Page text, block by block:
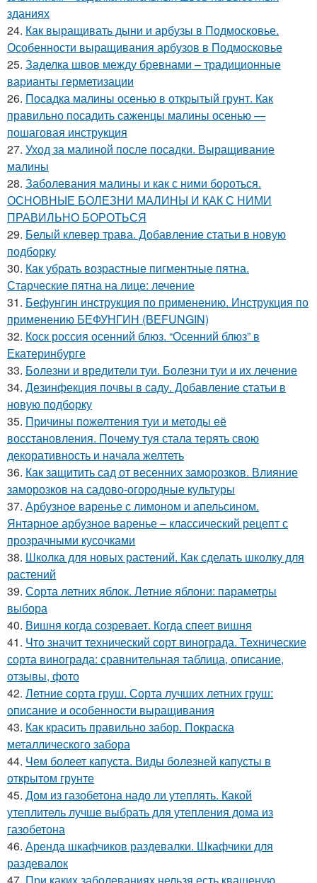
зданиях
24. Как выращивать дыни и арбузы в Подмосковье.
Особенности выращивания арбузов в Подмосковье
25. Заделка швов между бревнами – традиционные
варианты герметизации
26. Посадка малины осенью в открытый грунт. Как
правильно посадить саженцы малины осенью —
пошаговая инструкция
27. Уход за малиной после посадки. Выращивание
малины
28. Заболевания малины и как с ними бороться.
ОСНОВНЫЕ БОЛЕЗНИ МАЛИНЫ И КАК С НИМИ
ПРАВИЛЬНО БОРОТЬСЯ
29. Белый клевер трава. Добавление статьи в новую
подборку
30. Как убрать возрастные пигментные пятна.
Старческие пятна на лице: лечение
31. Бефунгин инструкция по применению. Инструкция по
применению БЕФУНГИН (BEFUNGIN)
32. Коск россия осенний блюз. “Осенний блюз” в
Екатеринбурге
33. Болезни и вредители туи. Болезни туи и их лечение
34. Дезинфекция почвы в саду. Добавление статьи в
новую подборку
35. Причины пожелтения туи и методы её
восстановления. Почему туя стала терять свою
декоративность и начала желтеть
36. Как защитить сад от весенних заморозков. Влияние
заморозков на садово-огородные культуры
37. Арбузное варенье с лимоном и апельсином.
Янтарное арбузное варенье – классический рецепт с
прозрачными кусочками
38. Школка для новых растений. Как сделать школку для
растений
39. Сорта летних яблок. Летние яблони: параметры
выбора
40. Вишня когда созревает. Когда спеет вишня
41. Что значит технический сорт винограда. Технические
сорта винограда: сравнительная таблица, описание,
отзывы, фото
42. Летние сорта груш. Сорта лучших летних груш:
описание и особенности выращивания
43. Как красить правильно забор. Покраска
металлического забора
44. Чем болеет капуста. Виды болезней капусты в
открытом грунте
45. Дом из газобетона надо ли утеплять. Какой
утеплитель лучше выбрать для утепления дома из
газобетона
46. Аренда шкафчиков раздевалки. Шкафчики для
раздевалок